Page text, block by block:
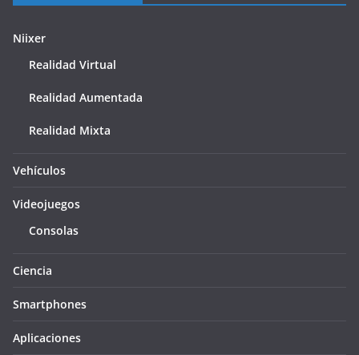
Niixer
Realidad Virtual
Realidad Aumentada
Realidad Mixta
Vehículos
Videojuegos
Consolas
Ciencia
Smartphones
Aplicaciones